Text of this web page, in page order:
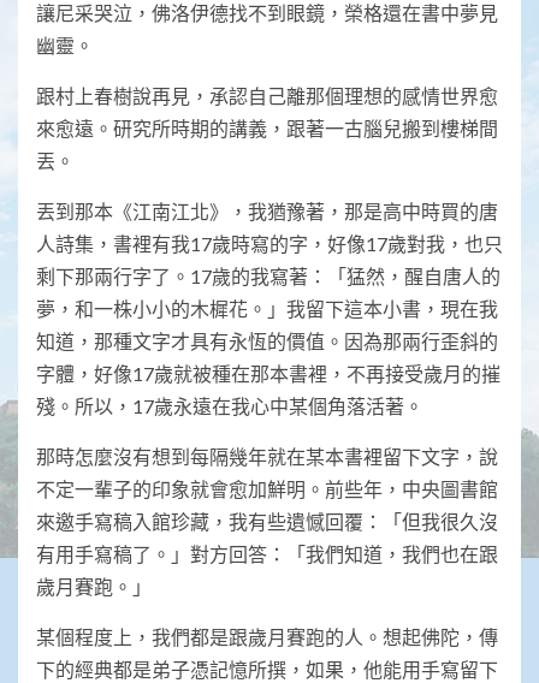
讓尼采哭泣，佛洛伊德找不到眼鏡，榮格還在書中夢見
幽靈。
跟村上春樹說再見，承認自己離那個理想的感情世界愈
來愈遠。研究所時期的講義，跟著一古腦兒搬到樓梯間
丟。
丟到那本《江南江北》，我猶豫著，那是高中時買的唐
人詩集，書裡有我17歲時寫的字，好像17歲對我，也只
剩下那兩行字了。17歲的我寫著：「猛然，醒自唐人的
夢，和一株小小的木樨花。」我留下這本小書，現在我
知道，那種文字才具有永恆的價值。因為那兩行歪斜的
字體，好像17歲就被種在那本書裡，不再接受歲月的摧
殘。所以，17歲永遠在我心中某個角落活著。
那時怎麼沒有想到每隔幾年就在某本書裡留下文字，說
不定一輩子的印象就會愈加鮮明。前些年，中央圖書館
來邀手寫稿入館珍藏，我有些遺憾回覆：「但我很久沒
有用手寫稿了。」對方回答：「我們知道，我們也在跟
歲月賽跑。」
某個程度上，我們都是跟歲月賽跑的人。想起佛陀，傳
下的經典都是弟子憑記憶所撰，如果，他能用手寫留下